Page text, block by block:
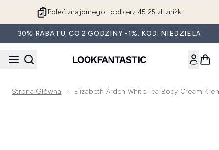
Poleć znajomego i odbierz 45.25 zł zniżki
30% RABATU, CO 2 GODZINY -1%. KOD: NIEDZIELA
Strona Główna Elizabeth Arden White Tea Body Cream